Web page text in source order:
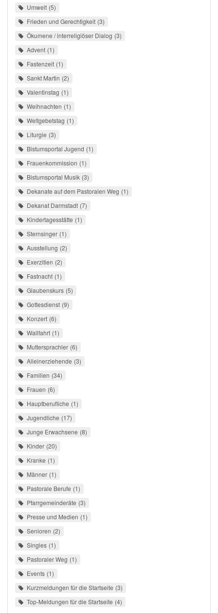
Umwelt 5
Frieden und Gerechtigkeit 3
Ökumene / interreligiöser Dialog 3
Advent 1
Fastenzeit 1
Sankt Martin 2
Valentinstag 1
Weihnachten 1
Weltgebetstag 1
Liturgie 3
Bistumsportal Jugend 1
Frauenkommission 1
Bistumsportal Musik 3
Dekanate auf dem Pastoralen Weg 1
Dekanat Darmstadt 7
Kindertagesstätte 1
Sternsinger 1
Ausstellung 2
Exerzitien 2
Fastnacht 1
Glaubenskurs 5
Gottesdienst 9
Konzert 6
Wallfahrt 1
Muttersprachler 6
Alleinerziehende 3
Familien 34
Frauen 6
Hauptberufliche 1
Jugendliche 17
Junge Erwachsene 8
Kinder 20
Kranke 1
Männer 1
Pastorale Berufe 1
Pfarrgemeinderäte 3
Presse und Medien 1
Senioren 2
Singles 1
Pastoraler Weg 1
Events 1
Kurzmeldungen für die Startseite 3
Top-Meldungen für die Startseite 4